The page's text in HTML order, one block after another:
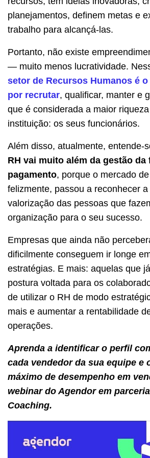
planejamentos, definem metas e
trabalho para alcançá-las.
Portanto, não existe
— muito menos lucratividade.
setor de Recursos Humanos é
por recrutar, qualificar, manter e
que é considerada a maior
instituição: os seus funcionários.
Além disso, atualmente, entende-
RH vai muito além da gestão da
pagamento, porque o mercado
felizmente, passou a reconhecer
valorização das pessoas que
organização para o seu sucesso.
Empresas que ainda não
dificilmente conseguem ir longe
estratégias. E mais: aquelas que
postura voltada para os
de utilizar o RH de modo
mais e aumentar a rentabilidade
operações.
Aprenda a identificar o perfil
cada vendedor da sua equipe e
máximo de desempenho em
webinar do Agendor em
Coaching.